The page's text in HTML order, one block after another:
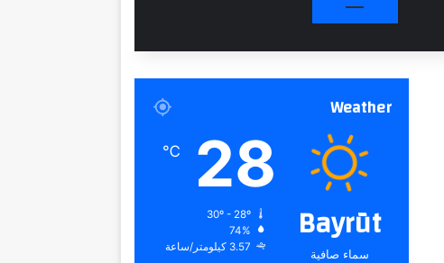
Weather
Bayrūt
سماء صافية
28
℃
74%
3.57 كيلومتر/ساعة